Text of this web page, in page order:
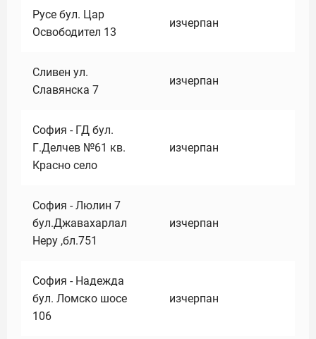
Русе бул. Цар
Освободител 13
изчерпан
Сливен ул.
Славянска 7
изчерпан
София - ГД бул.
Г.Делчев №61 кв.
Красно село
изчерпан
София - Люлин 7
бул.Джавахарлал
Неру ,бл.751
изчерпан
София - Надежда
бул. Ломско шосе
106
изчерпан